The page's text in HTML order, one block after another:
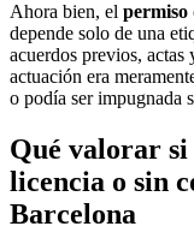
Ahora bien, el permiso
depende solo de una
acuerdos previos, actas
actuación era
o podía ser impugnada
Qué valorar si
licencia o sin
Barcelona